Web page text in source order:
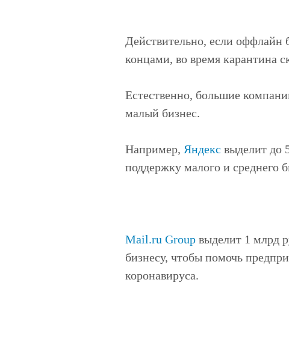
Действительно, если оффлайн
концами, во время карантина
Естественно, большие
малый бизнес.
Например, Яндекс выделит до
поддержку малого и среднего
Mail.ru Groupвыделит 1 млрд
бизнесу, чтобы помочь
коронавируса.